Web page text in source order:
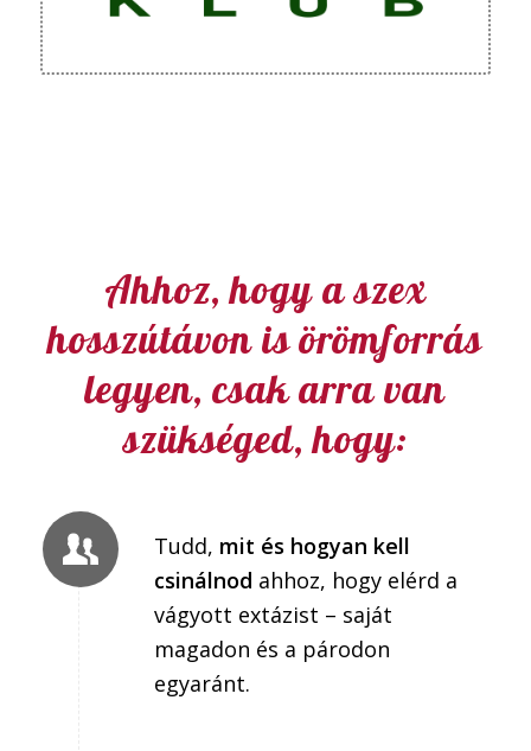
Ahhoz, hogy a szex
hosszútávon is örömforrás
legyen, csak arra van
szükséged, hogy:
Tudd, mit és hogyan kell
csinálnod ahhoz, hogy elérd a
vágyott extázist – saját
magadon és a párodon
egyaránt.